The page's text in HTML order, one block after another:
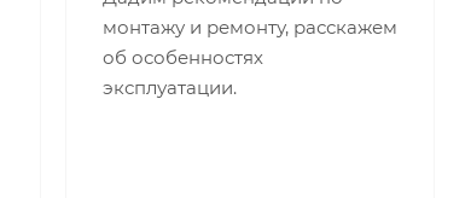
монтажу и ремонту, расскажем
об особенностях
эксплуатации.